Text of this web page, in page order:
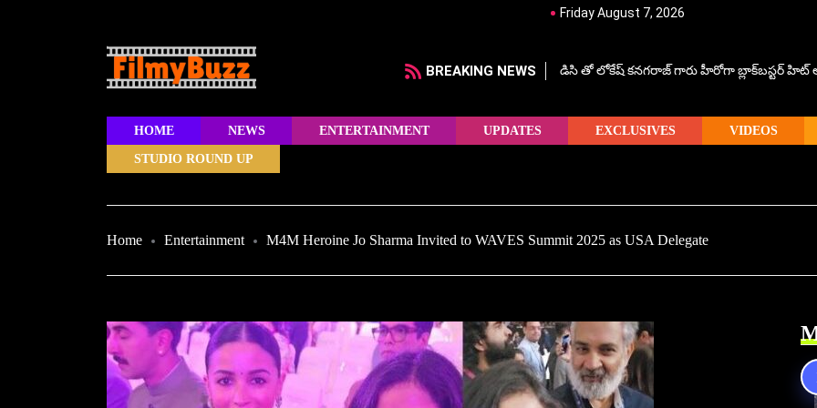
Friday August 7, 2026
BREAKING NEWS డిసి తో లోకేష్ కనగరాజ్ గారు హీరోగా బ్లాక్‌బస్టర్ హిట్
HOME NEWS ENTERTAINMENT UPDATES EXCLUSIVES VIDEOS
STUDIO ROUND UP
Home Entertainment M4M Heroine Jo Sharma Invited to WAVES Summit 2025 as USA Delegate